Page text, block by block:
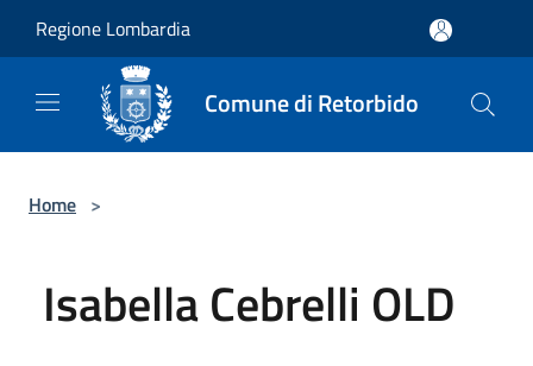
Regione Lombardia
Comune di Retorbido
Home >
Isabella Cebrelli OLD